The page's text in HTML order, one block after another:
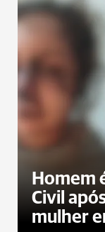
Homem
Civil
mulher